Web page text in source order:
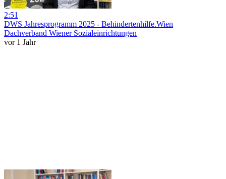
2:51
DWS Jahresprogramm 2025 - Behindertenhilfe.Wien
Dachverband Wiener Sozialeinrichtungen
vor 1 Jahr